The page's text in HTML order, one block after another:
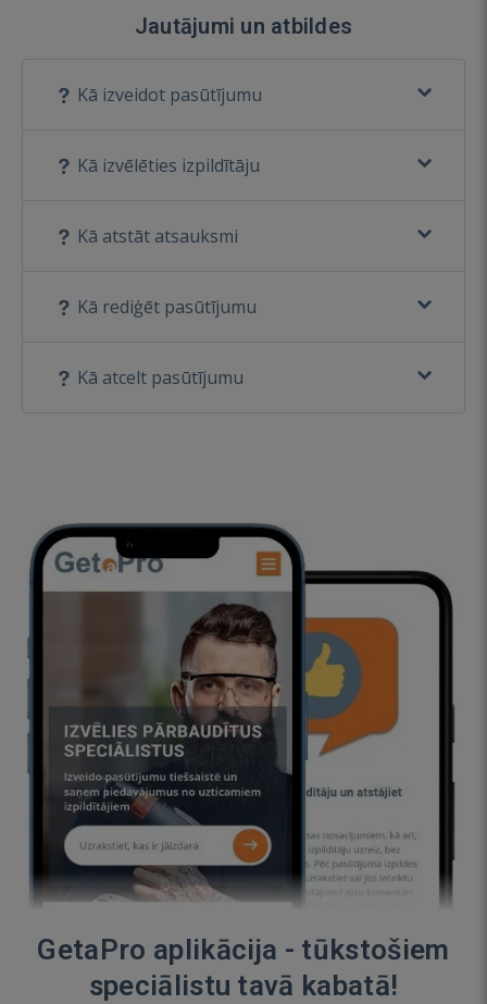
Jautājumi un atbildes
Kā izveidot pasūtījumu
Kā izvēlēties izpildītāju
Kā atstāt atsauksmi
Kā rediģēt pasūtījumu
Kā atcelt pasūtījumu
GetaPro aplikācija - tūkstošiem
speciālistu tavā kabatā!